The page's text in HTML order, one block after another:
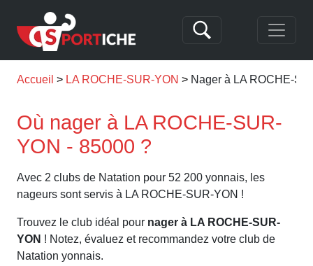
Accueil LA ROCHE-SUR-YON Nager à LA ROCHE-
Où nager à LA ROCHE-SUR-
YON - 85000 ?
Avec 2 clubs de Natation pour 52 200 yonnais, les
nageurs sont servis à LA ROCHE-SUR-YON !
Trouvez le club idéal pour nager à LA ROCHE-SUR-
YON ! Notez, évaluez et recommandez votre club de
Natation yonnais.